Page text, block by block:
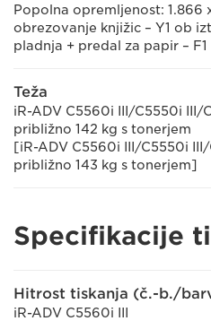
Popolna opremljenost: 1.866
obrezovanje knjižic – Y1 ob
pladnja + predal za papir –
Teža
iR-ADV C5560i III/C5550i III/
približno 142 kg s tonerjem
[iR-ADV C5560i III/C5550i
približno 143 kg s tonerjem]
Specifikacije
Hitrost tiskanja (č.-b./
iR-ADV C5560i III